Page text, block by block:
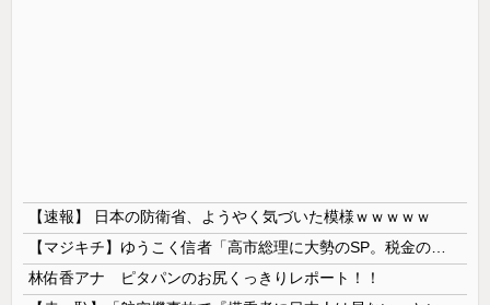
【速報】 日本の防衛省、ようやく気づいた模様ｗｗｗｗｗ
林佑香アナ ピタパンのお尻くっきりレポート！！